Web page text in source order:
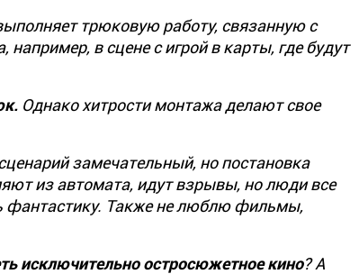
трюковую работу, связанную с
в сцене с игрой в карты, где будут
Однако хитрости монтажа делают свое
замечательный, но постановка
из автомата, идут взрывы, но люди все
фантастику. Также не люблю фильмы,
исключительно остросюжетное кино? А